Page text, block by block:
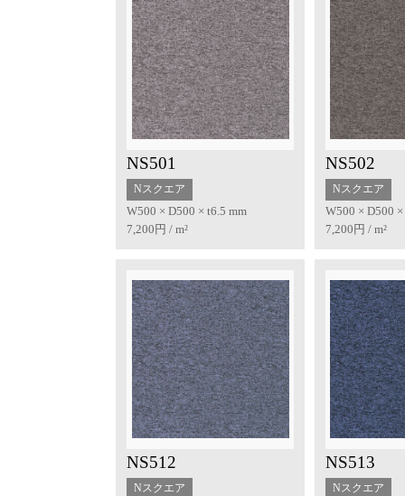
NS501
Nスクエア
W500 × D500 × t6.5 mm
7,200円 / m²
NS502
Nスクエア
W500 × D500
7,200円 / m²
NS512
Nスクエア
NS513
Nスクエア